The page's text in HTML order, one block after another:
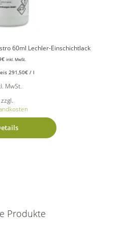
60ml Lechler-Einschichtlack
€ inkl. MwSt.
291,50€/ l
MwSt.
zzgl.
Produkte